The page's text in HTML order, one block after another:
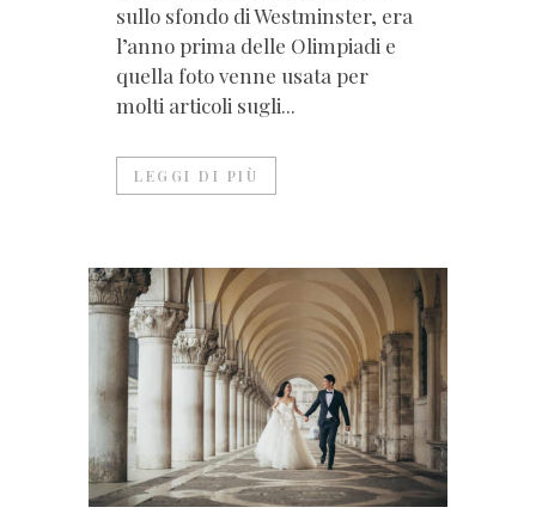
sullo sfondo di Westminster, era
l’anno prima delle Olimpiadi e
quella foto venne usata per
molti articoli sugli...
LEGGI DI PIÙ